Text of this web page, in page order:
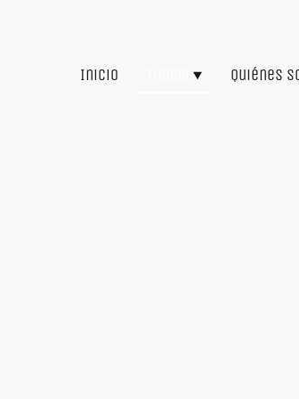
Inicio Quiénes